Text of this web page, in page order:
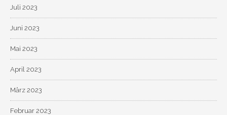
Juli 2023
Juni 2023
Mai 2023
April 2023
März 2023
Februar 2023